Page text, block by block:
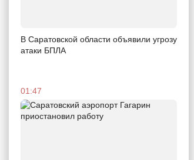
В Саратовской области объявили угрозу
атаки БПЛА
01:47